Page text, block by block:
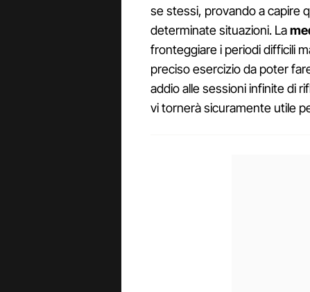
se stessi, provando a capire
determinate situazioni. La
fronteggiare i periodi difficili
preciso esercizio da poter
addio alle sessioni infinite di
vi tornerà sicuramente utile